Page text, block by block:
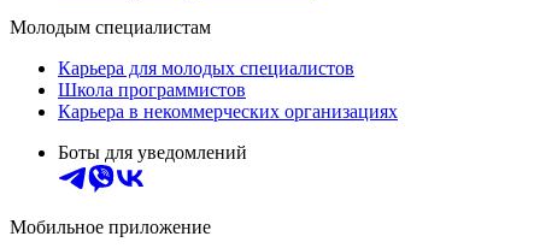
Молодым специалистам
Карьера для молодых специалистов
Школа программистов
Карьера в некоммерческих организациях
Боты для уведомлений
Мобильное приложение